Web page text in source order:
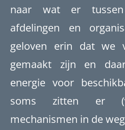
naar wat er tussen
afdelingen en
geloven erin dat we
gemaakt zijn en
energie voor
soms zitten er
mechanismen in de